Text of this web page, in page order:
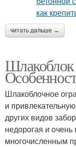
читать дальше →
Шлакоблок
Шлакоблочное
и
других видов
недорогая и
многочисленным